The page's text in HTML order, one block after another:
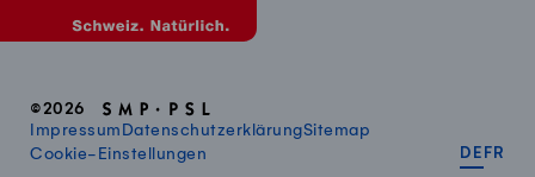
©2026
Impressum DatenschutzerklärungSitemap
Cookie-Einstellungen
DE FR